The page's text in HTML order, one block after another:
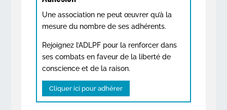
Une association ne peut œuvrer qu’à la
mesure du nombre de ses adhérents.
Rejoignez l’ADLPF pour la renforcer dans
ses combats en faveur de la liberté de
conscience et de la raison.
Cliquer ici pour adhérer